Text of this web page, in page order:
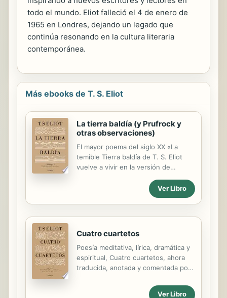
todo el mundo. Eliot falleció el 4 de enero de
1965 en Londres, dejando un legado que
continúa resonando en la cultura literaria
contemporánea.
Más ebooks de T. S. Eliot
La tierra baldía (y Prufrock y
otras observaciones)
El mayor poema del siglo XX «La
temible Tierra baldía de T. S. Eliot
vuelve a vivir en la versión de
País Además de ser el gran poema
del siglo XX, La tierra baldía es una
tiempo. Con una dicción y unas
sabe cantar la devastación de la
primera guerra mundial, la
adecuación del hombre a la ciudad
como nuevo y definitivo exilio de la
mujeres y hombres, y convocar a la
Ver Libro
Cuatro cuartetos
Poesía meditativa, lírica, dramática y
espiritual, Cuatro cuartetos, ahora
traducida, anotada y comentada por
grandes obras de la literatura del
Ver Libro